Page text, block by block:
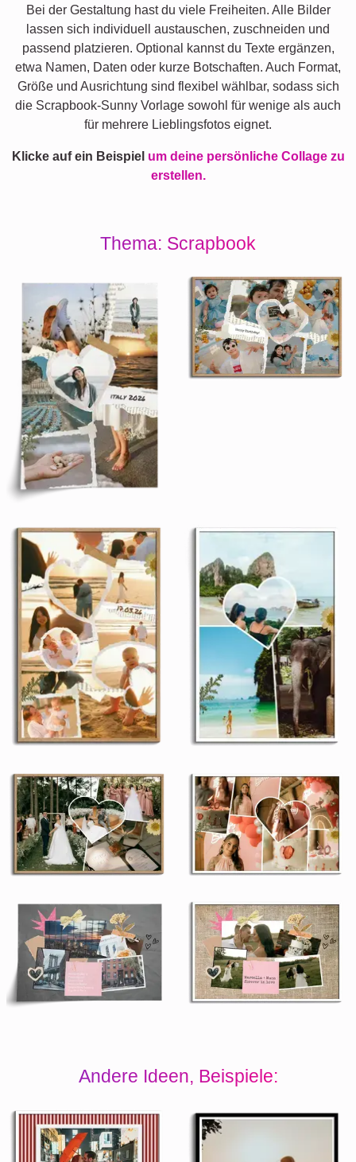
Bei der Gestaltung hast du viele Freiheiten. Alle Bilder
lassen sich individuell austauschen, zuschneiden und
passend platzieren. Optional kannst du Texte ergänzen,
etwa Namen, Daten oder kurze Botschaften. Auch Format,
Größe und Ausrichtung sind flexibel wählbar, sodass sich
die Scrapbook-Sunny Vorlage sowohl für wenige als auch
für mehrere Lieblingsfotos eignet.
Klicke auf ein Beispiel um deine persönliche Collage zu
erstellen.
Thema: Scrapbook
Andere Ideen, Beispiele: